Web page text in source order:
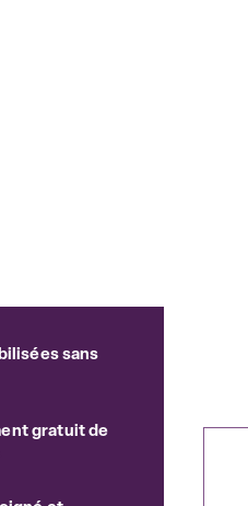
sans
gratuit de